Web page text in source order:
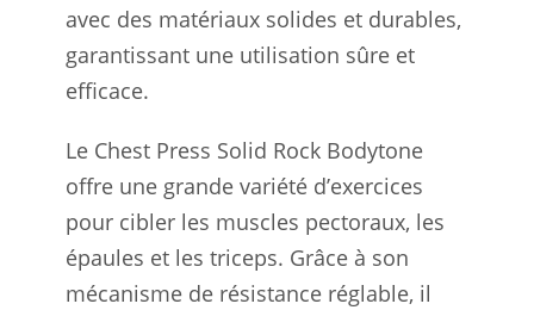
avec des matériaux solides et durables,
garantissant une utilisation sûre et
efficace.
Le Chest Press Solid Rock Bodytone
offre une grande variété d’exercices
pour cibler les muscles pectoraux, les
épaules et les triceps. Grâce à son
mécanisme de résistance réglable, il